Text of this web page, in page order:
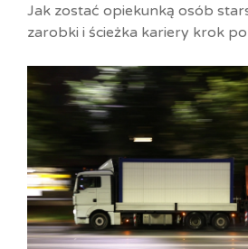
Jak zostać opiekunką osób
zarobki i ścieżka kariery krok